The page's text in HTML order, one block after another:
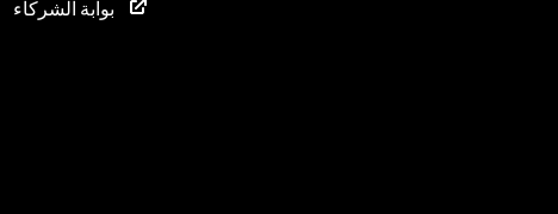
بوابة الشركاء